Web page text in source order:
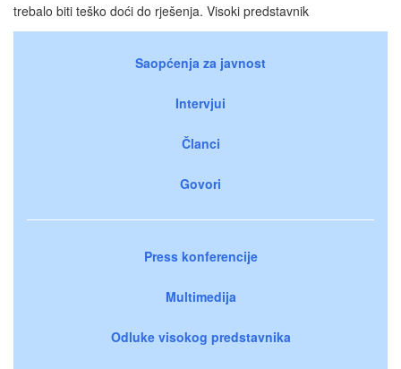
trebalo biti teško doći do rješenja. Visoki predstavnik
Saopćenja za javnost
Intervjui
Članci
Govori
Press konferencije
Multimedija
Odluke visokog predstavnika